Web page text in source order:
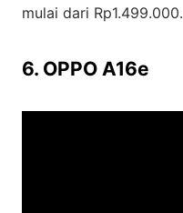
mulai dari Rp1.499.000.
6. OPPO A16e